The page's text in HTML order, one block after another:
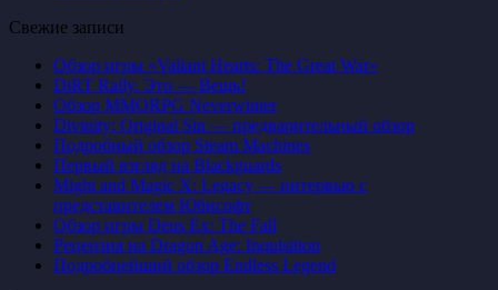
Свежие записи
Обзор игры «Valiant Hearts: The Great War»
DiRT Rally. Это — Вещь!
Обзор MMORPG Neverwinter
Divinity: Original Sin — предварительный обзор
Подробный обзор Steam Machines
Первый взгляд на Blackguards
Might and Magic X: Legacy — интервью с
представителем Юбисофт
Обзор игры Deus Ex: The Fall
Рецензия на Dragon Age: Inquisition
Подробнейший обзор Endless Legend